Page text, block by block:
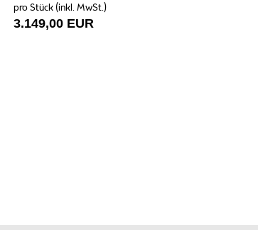
pro Stück (inkl. MwSt.)
3.149,00 EUR